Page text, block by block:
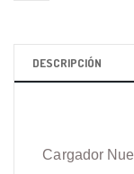
DESCRIPCIÓN
Cargador